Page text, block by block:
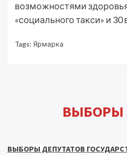
возможностями
«социального такси» и 30
Tags: Ярмарка
ВЫБОРЫ
ВЫБОРЫ ДЕПУТАТОВ